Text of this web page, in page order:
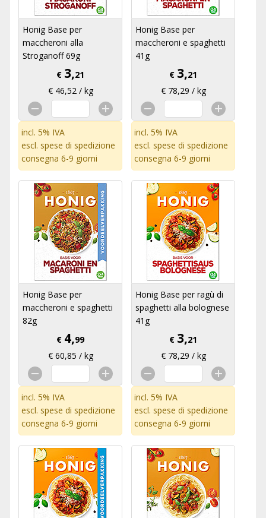
Honig Base per
maccheroni alla
Stroganoff 69g
€ 3,21
€ 46,52 / kg
incl. 5% IVA
escl. spese di spedizione
consegna 6-9 giorni
Honig Base per
maccheroni e spaghetti
41g
€ 3,21
€ 78,29 / kg
incl. 5% IVA
escl. spese di spedizione
consegna 6-9 giorni
Honig Base per
maccheroni e spaghetti
82g
€ 4,99
€ 60,85 / kg
incl. 5% IVA
escl. spese di spedizione
consegna 6-9 giorni
Honig Base per ragù di
spaghetti alla bolognese
41g
€ 3,21
€ 78,29 / kg
incl. 5% IVA
escl. spese di spedizione
consegna 6-9 giorni